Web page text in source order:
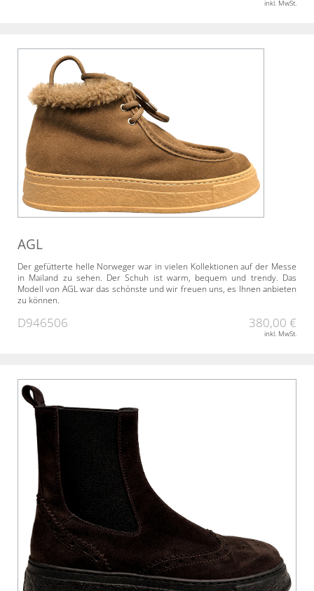
inkl. MwSt.
AGL
Der gefütterte helle Norweger war in vielen Kollektionen auf der Messe
in Mailand zu sehen. Der Schuh ist warm, bequem und trendy. Das
Modell von AGL war das schönste und wir freuen uns, es Ihnen anbieten
zu können.
D946506 380,00 €
inkl. MwSt.